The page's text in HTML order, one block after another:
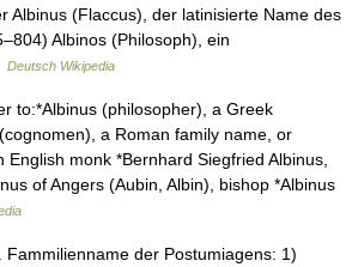
Albinus (Flaccus), der latinisierte Name des
Albinos (Philosoph), ein
Deutsch Wikipedia
to:*Albinus (philosopher), a Greek
a Roman family name, or
English monk *Bernhard Siegfried Albinus,
of Angers (Aubin, Albin), bishop *Albinus
der Postumiagens: 1)